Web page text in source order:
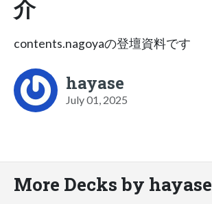
介
contents.nagoyaの登壇資料です
hayase
July 01, 2025
More Decks by hayase